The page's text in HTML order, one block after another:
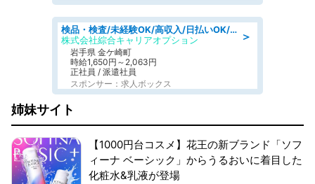
＞
検品・検査/未経験OK/高収入/日払いOK/交替制/20・30・40代活躍中
株式会社綜合キャリアオプション
岩手県 金ケ崎町
時給1,650円～2,063円
正社員 / 派遣社員
スポンサー：求人ボックス
姉妹サイト
【1000円台コスメ】花王の新ブランド「ソフ
ィーナ ベーシック」からうるおいに着目した
化粧水&乳液が登場